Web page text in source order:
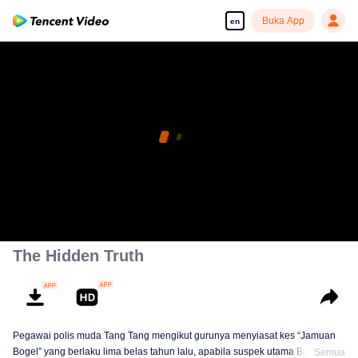
en Buka App
The Hidden Truth
Pegawai polis muda Tang Tang mengikut gurunya menyiasat kes “Jamuan
Bogel” yang berlaku lima belas tahun lalu, apabila suspek utama Bai Qiming
Semua